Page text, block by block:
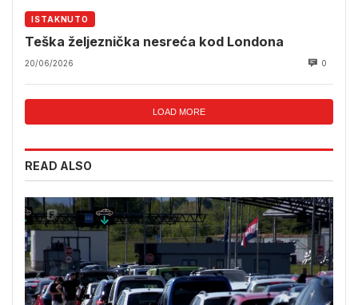
ISTAKNUTO
Teška željeznička nesreća kod Londona
20/06/2026 0
LOAD MORE
READ ALSO